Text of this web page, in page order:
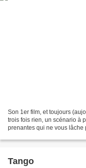
Son 1er film, et toujours
trois fois rien, un scénario à
prenantes qui ne vous lâche
Tango